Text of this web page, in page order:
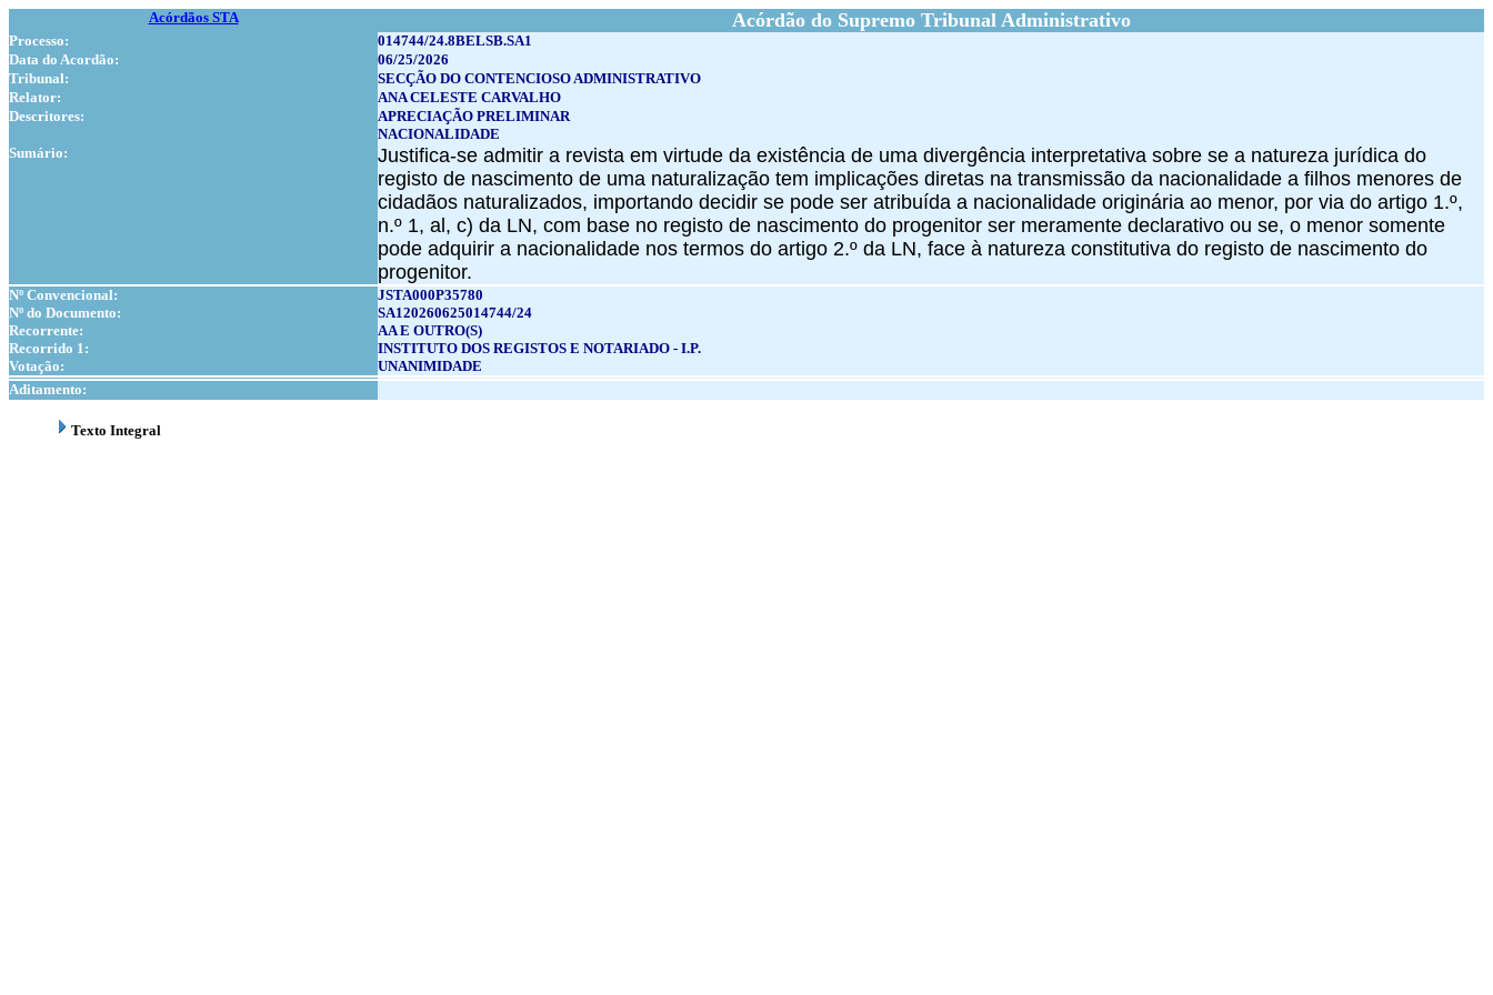
Acórdãos STA Acórdão do Supremo Tribunal Administrativo
Processo:
014744/24.8BELSB.SA1
Data do Acordão:
06/25/2026
Tribunal:
SECÇÃO DO CONTENCIOSO ADMINISTRATIVO
Relator:
ANA CELESTE CARVALHO
Descritores:
APRECIAÇÃO PRELIMINAR
NACIONALIDADE
Sumário:
Justifica-se admitir a revista em virtude da existência de uma divergência interpretativa sobre se a natureza jurídica do
registo de nascimento de uma naturalização tem implicações diretas na transmissão da nacionalidade a filhos menores de
cidadãos naturalizados, importando decidir se pode ser atribuída a nacionalidade originária ao menor, por via do artigo 1.º,
n.º 1, al, c) da LN, com base no registo de nascimento do progenitor ser meramente declarativo ou se, o menor somente
pode adquirir a nacionalidade nos termos do artigo 2.º da LN, face à natureza constitutiva do registo de nascimento do
progenitor.
Nº Convencional:
JSTA000P35780
Nº do Documento:
SA120260625014744/24
Recorrente:
AA E OUTRO(S)
Recorrido 1:
INSTITUTO DOS REGISTOS E NOTARIADO - I.P.
Votação:
UNANIMIDADE
Aditamento:
Texto Integral